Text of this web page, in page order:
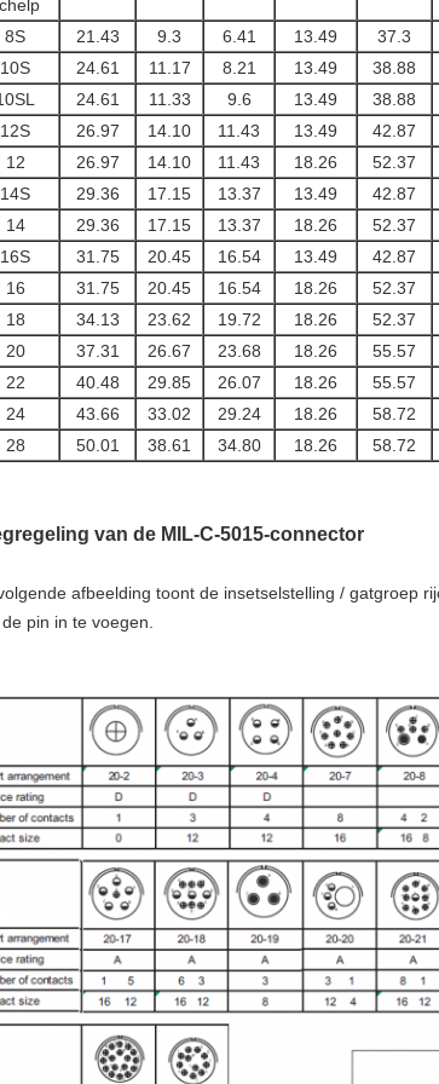
8S 21.43 9.3 6.41 13.49 37.3
10S
24.61 11.17 8.21 13.49 38.88
24.61 11.33 9.6 13.49 38.88
12S
26.97 14.10 11.43 13.49 42.87
12
26.97 14.10 11.43 18.26 52.37
14S
29.36 17.15 13.37 13.49 42.87
14
29.36 17.15 13.37 18.26 52.37
16S
31.75 20.45 16.54 13.49 42.87
16
31.75 20.45 16.54 18.26 52.37
18
34.13 23.62 19.72 18.26 52.37
20
37.31 26.67 23.68 18.26 55.57
22
40.48 29.85 26.07 18.26 55.57
24
43.66 33.02 29.24 18.26 58.72
28
50.01 38.61 34.80 18.26 58.72
van de MIL-C-5015-connector
afbeelding toont de insetselstelling / gatgroep
pin in te voegen.